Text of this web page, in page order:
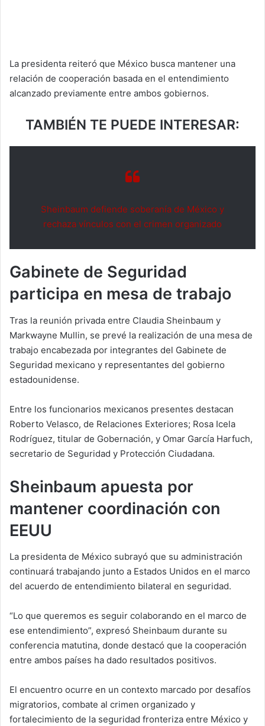
La presidenta reiteró que México busca mantener una
relación de cooperación basada en el entendimiento
alcanzado previamente entre ambos gobiernos.
TAMBIÉN TE PUEDE INTERESAR:
Sheinbaum defiende soberanía de México y
rechaza vínculos con el crimen organizado
Gabinete de Seguridad
participa en mesa de trabajo
Tras la reunión privada entre Claudia Sheinbaum y
Markwayne Mullin, se prevé la realización de una mesa de
trabajo encabezada por integrantes del Gabinete de
Seguridad mexicano y representantes del gobierno
estadounidense.
Entre los funcionarios mexicanos presentes destacan
Roberto Velasco, de Relaciones Exteriores; Rosa Icela
Rodríguez, titular de Gobernación, y Omar García Harfuch,
secretario de Seguridad y Protección Ciudadana.
Sheinbaum apuesta por
mantener coordinación con
EEUU
La presidenta de México subrayó que su administración
continuará trabajando junto a Estados Unidos en el marco
del acuerdo de entendimiento bilateral en seguridad.
“Lo que queremos es seguir colaborando en el marco de
ese entendimiento”, expresó Sheinbaum durante su
conferencia matutina, donde destacó que la cooperación
entre ambos países ha dado resultados positivos.
El encuentro ocurre en un contexto marcado por desafíos
migratorios, combate al crimen organizado y
fortalecimiento de la seguridad fronteriza entre México y